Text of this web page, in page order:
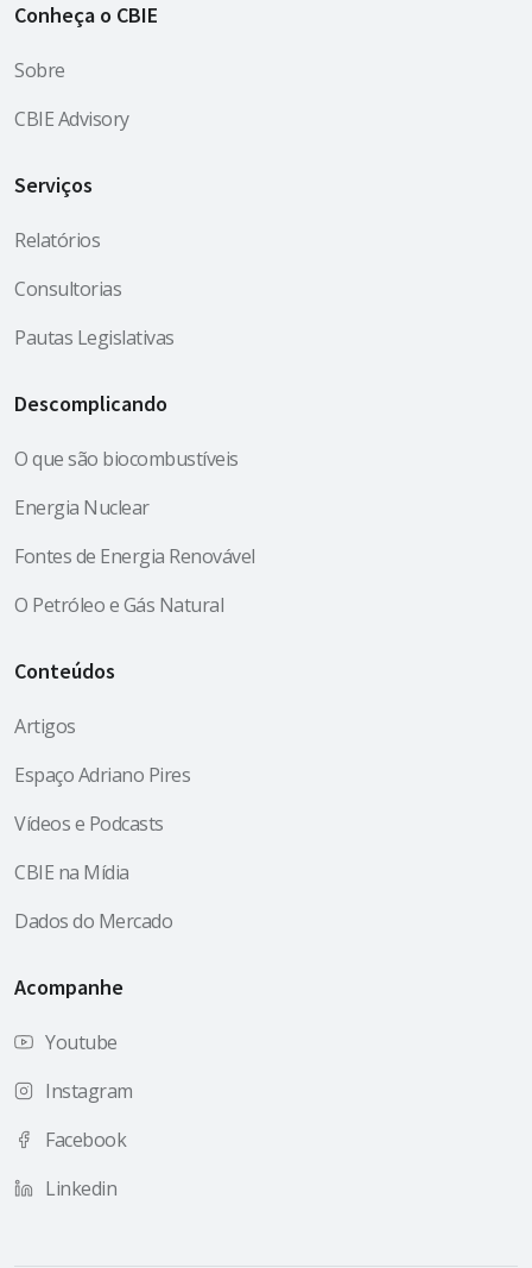
Conheça o CBIE
Sobre
CBIE Advisory
Serviços
Relatórios
Consultorias
Pautas Legislativas
Descomplicando
O que são biocombustíveis
Energia Nuclear
Fontes de Energia Renovável
O Petróleo e Gás Natural
Conteúdos
Artigos
Espaço Adriano Pires
Vídeos e Podcasts
CBIE na Mídia
Dados do Mercado
Acompanhe
Youtube
Instagram
Facebook
Linkedin